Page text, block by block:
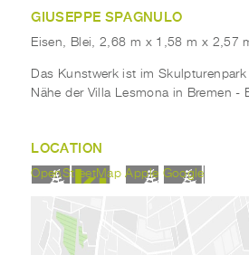
GIUSEPPE SPAGNULO
Eisen, Blei, 2,68 m x 1,58 m x 2,57
Das Kunstwerk ist im
Nähe der Villa Lesmona in Bremen -
LOCATION
OpenStreetMap Apple Google